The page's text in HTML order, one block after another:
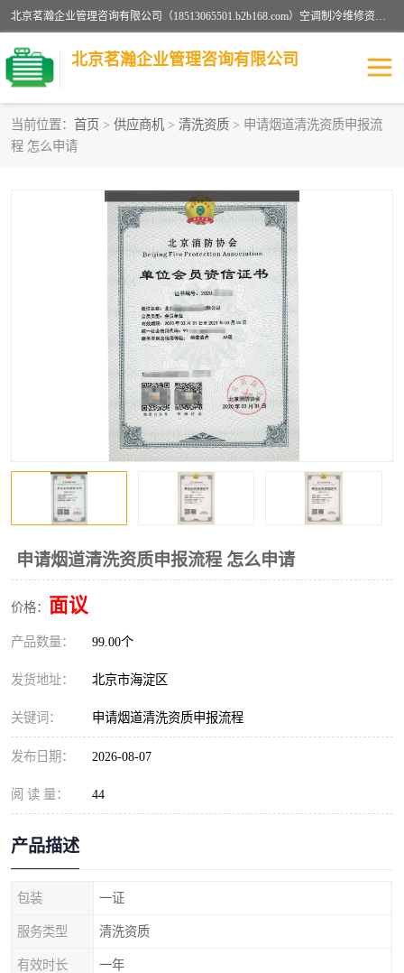
北京茗瀚企业管理咨询有限公司（18513065501.b2b168.com）空调制冷维修资质,油烟管道清洗资质,清洗行业资质公司秉承“顾客至上，锐意进缺的经营理念，我们提供高质量的产品，坚持“客户”的原则为广大客户提供贴心服务。如果你对公司的产品感兴趣，可以联系高经理，我们会用好的产品和服务让您满意。
北京茗瀚企业管理咨询有限公司
当前位置： 首页 > 供应商机 > 清洗资质 > 申请烟道清洗资质申报流
程 怎么申请
申请烟道清洗资质申报流程 怎么申请
价格： 面议
产品数量： 99.00个
发货地址： 北京市海淀区
关键词： 申请烟道清洗资质申报流程
发布日期： 2026-08-07
阅 读 量： 44
产品描述
包装 一证
服务类型 清洗资质
有效时长 一年
烟道清洗资质
认证服务
防爆电气维修安装资质 空调制冷维修安装资质
矿用设备检修资质